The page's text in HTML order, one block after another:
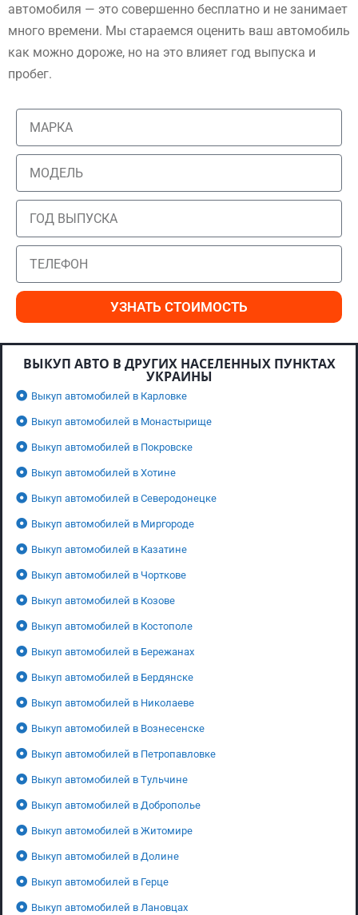
автомобиля — это совершенно бесплатно и не занимает
много времени. Мы стараемся оценить ваш автомобиль
как можно дороже, но на это влияет год выпуска и
пробег.
УЗНАТЬ СТОИМОСТЬ
ВЫКУП АВТО В ДРУГИХ НАСЕЛЕННЫХ ПУНКТАХ
УКРАИНЫ
Выкуп автомобилей в Карловке
Выкуп автомобилей в Монастырище
Выкуп автомобилей в Покровске
Выкуп автомобилей в Хотине
Выкуп автомобилей в Северодонецке
Выкуп автомобилей в Миргороде
Выкуп автомобилей в Казатине
Выкуп автомобилей в Чорткове
Выкуп автомобилей в Козове
Выкуп автомобилей в Костополе
Выкуп автомобилей в Бережанах
Выкуп автомобилей в Бердянске
Выкуп автомобилей в Николаеве
Выкуп автомобилей в Вознесенске
Выкуп автомобилей в Петропавловке
Выкуп автомобилей в Тульчине
Выкуп автомобилей в Доброполье
Выкуп автомобилей в Житомире
Выкуп автомобилей в Долине
Выкуп автомобилей в Герце
Выкуп автомобилей в Лановцах